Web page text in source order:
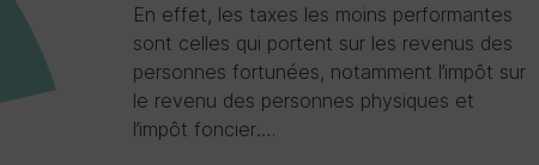
En effet, les taxes les moins performantes
sont celles qui portent sur les revenus des
personnes fortunées, notamment l’impôt sur
le revenu des personnes physiques et
l’impôt foncier….